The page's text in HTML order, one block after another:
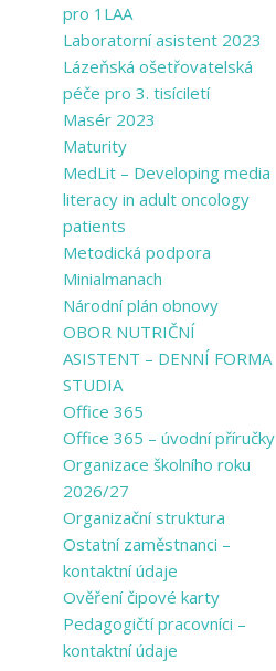
pro 1LAA
Laboratorní asistent 2023
Lázeňská ošetřovatelská
péče pro 3. tisíciletí
Masér 2023
Maturity
MedLit – Developing media
literacy in adult oncology
patients
Metodická podpora
Minialmanach
Národní plán obnovy
OBOR NUTRIČNÍ
ASISTENT – DENNÍ FORMA
STUDIA
Office 365
Office 365 – úvodní příručky
Organizace školního roku
2026/27
Organizační struktura
Ostatní zaměstnanci –
kontaktní údaje
Ověření čipové karty
Pedagogičtí pracovníci –
kontaktní údaje